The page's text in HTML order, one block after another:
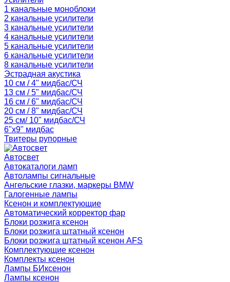
1 канальные моноблоки
2 канальные усилители
3 канальные усилители
4 канальные усилители
5 канальные усилители
6 канальные усилители
8 канальные усилители
Эстрадная акустика
10 см / 4" мидбас/СЧ
13 см / 5" мидбас/СЧ
16 см / 6" мидбас/СЧ
20 см / 8" мидбас/СЧ
25 см/ 10" мидбас/СЧ
6"x9" мидбас
Твитеры рупорные
Автосвет
Автокаталоги ламп
Автолампы сигнальные
Ангельские глазки, маркеры BMW
Галогенные лампы
Ксенон и комплектующие
Автоматический корректор фар
Блоки розжига ксенон
Блоки розжига штатный ксенон
Блоки розжига штатный ксенон AFS
Комплектующие ксенон
Комплекты ксенон
Лампы БИксенон
Лампы ксенон